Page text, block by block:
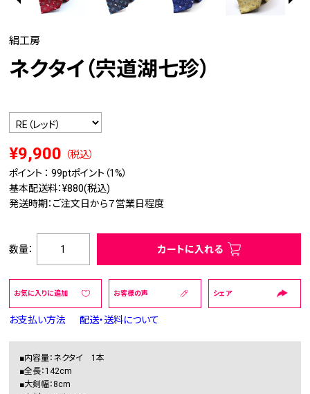
絹工房
ネクタイ（宍道湖七珍）
¥9,900
（税込）
ポイント ： 99ptポイント（1%）
基本配送料：¥880(税込)
発送時期：ご注文日から７営業日程度
数量： カートに入れる
お気に入りに追加 お客様の声 シェア
お支払い方法 配送・送料について
■内容量：ネクタイ 1本
■全長：142cm
■大剣幅：8cm